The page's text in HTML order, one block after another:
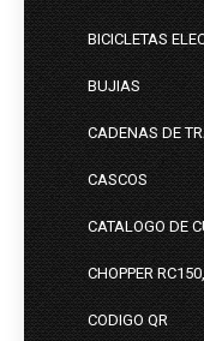
BICICLETAS
BUJIAS
CADENAS DE
CASCOS
CATALOGO DE
CHOPPER
CODIGO QR